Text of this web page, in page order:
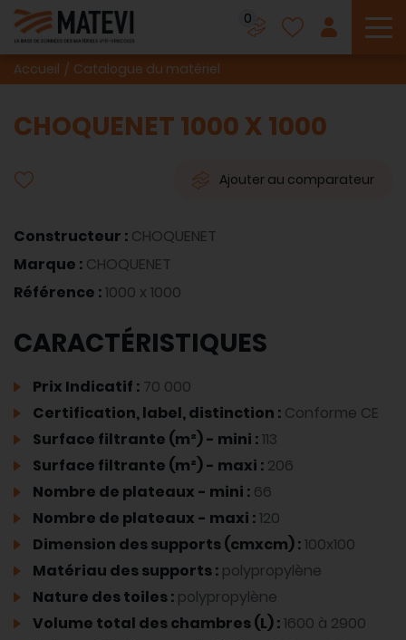
0
Accueil Catalogue du matériel
CHOQUENET 1000 X 1000
Ajouter au comparateur
Constructeur : CHOQUENET
Marque : CHOQUENET
Référence :1000 x 1000
CARACTÉRISTIQUES
Prix Indicatif : 70 000
Certification, label, distinction : Conforme CE
Surface filtrante (m²) - mini :113
Surface filtrante (m²) - maxi : 206
Nombre de plateaux - mini : 66
Nombre de plateaux - maxi :120
Dimension des supports (cmxcm) :100x100
Matériau des supports : polypropylène
Nature des toiles : polypropylène
Volume total des chambres (L) :1600 à 2900